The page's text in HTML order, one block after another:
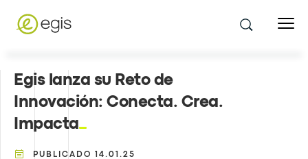
Egis lanza su Reto de
Innovación: Conecta. Crea.
Impacta
PUBLICADO 14.01.25